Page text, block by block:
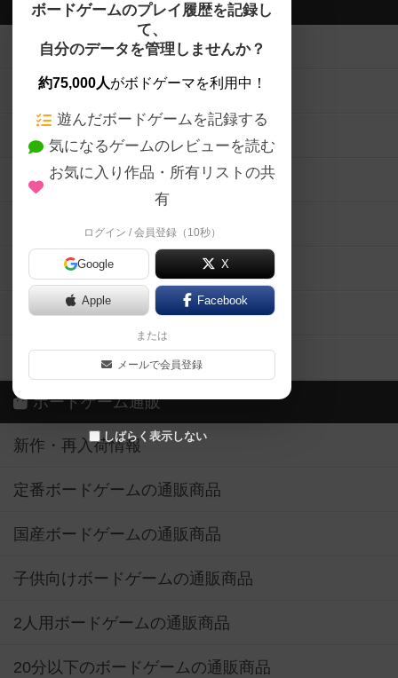
ボードゲームのプレイ履歴を記録し
て、
自分のデータを管理しませんか？
約75,000人がボドゲーマを利用中！
遊んだボードゲームを記録する
気になるゲームのレビューを読む
お気に入り作品・所有リストの共
有
ログイン / 会員登録（10秒）
Google X
Apple Facebook
または
メールで会員登録
しばらく表示しない
ボドゲーマTOP
ボードゲームを検索する
ボードゲームの新着レビュー
ボードゲーム会情報
メカニクス特集
掲示板・トピックス
ボドとも・会員一覧
ボードゲーム業界コラム
ボドゲーマご利用案内
ボードゲーム通販
新作・再入荷情報
定番ボードゲームの通販商品
国産ボードゲームの通販商品
子供向けボードゲームの通販商品
2人用ボードゲームの通販商品
20分以下のボードゲームの通販商品